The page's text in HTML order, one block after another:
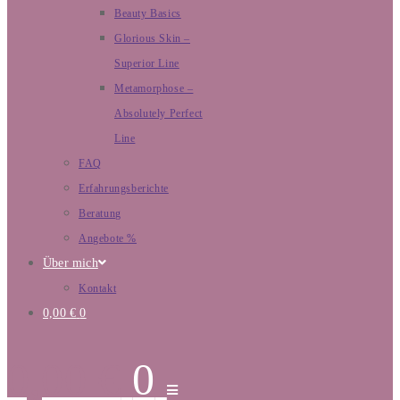
Beauty Basics
Glorious Skin –
Superior Line
Metamorphose –
Absolutely Perfect
Line
FAQ
Erfahrungsberichte
Beratung
Angebote %
Über mich
Kontakt
0,00 € 0
0